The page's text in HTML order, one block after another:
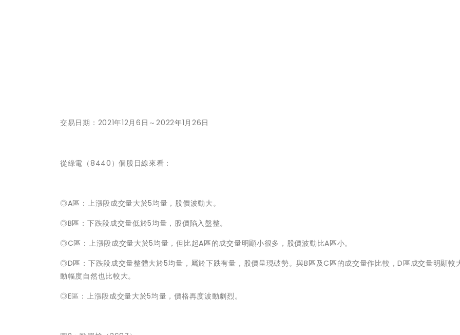
交易日期：2021年12月6日～2022年1月26日
從綠電（8440）個股日線來看：
◎A區：上漲段成交量大於5均量，股價波動大。
◎B區：下跌段成交量低於5均量，股價陷入盤整。
◎C區：上漲段成交量大於5均量，但比起A區的成交量明顯小很多，股價波動比A區小。
◎D區：下跌段成交量整體大於5均量，屬於下跌有量，股價呈現破勢。與B區及C區的成交量作比較，D區成交量明顯較
動幅度自然也比較大。
◎E區：上漲段成交量大於5均量，價格再度波動劇烈。